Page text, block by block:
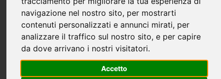
navigazione nel nostro sito, per mostrarti
contenuti personalizzati e annunci mirati, per
analizzare il traffico sul nostro sito, e per capire
da dove arrivano i nostri visitatori.
Accetto
Cascata Delle Marmore
Il bacino della Cascata delle Marmore e del Lago di
Piediluco costituiscono uno dei più mirabili esempi